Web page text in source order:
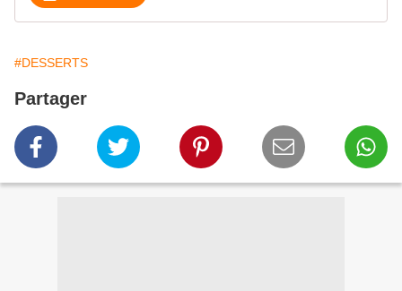
#DESSERTS
Partager